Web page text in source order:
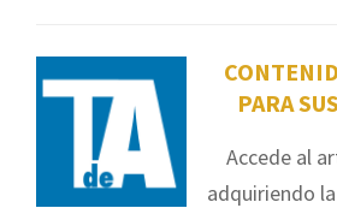
PARA
Accede al
adquiriendo la